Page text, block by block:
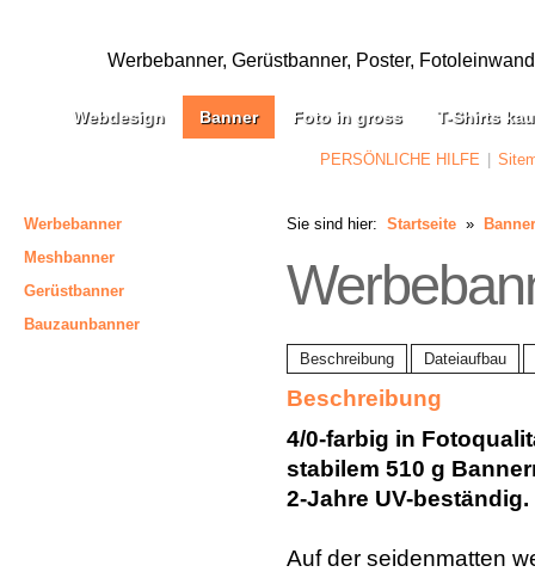
Werbebanner, Gerüstbanner, Poster,
Webdesign Banner Foto in gross T-Shirts
PERSÖNLICHE HILFE
Werbebanner
Meshbanner
Gerüstbanner
Bauzaunbanner
Sie sind hier: Startseite » Banner
Beschreibung Dateiaufbau
Beschreibung
4/0-farbig in
stabilem 510 g
2-Jahre UV-beständig.
Auf der seidenmatten